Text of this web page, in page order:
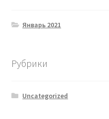
Январь 2021
Рубрики
Uncategorized